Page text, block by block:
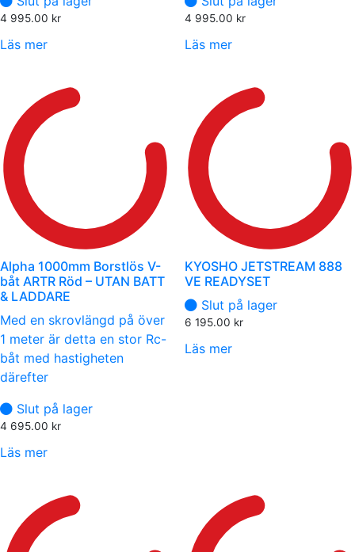
4 995.00 kr
Läs mer
4 995.00 kr
Läs mer
Alpha 1000mm Borstlös V-
båt ARTR Röd – UTAN BATT
& LADDARE
Med en skrovlängd på över
1 meter är detta en stor Rc-
båt med hastigheten
därefter
Slut på lager
4 695.00 kr
Läs mer
KYOSHO JETSTREAM 888
VE READYSET
Slut på lager
6 195.00 kr
Läs mer